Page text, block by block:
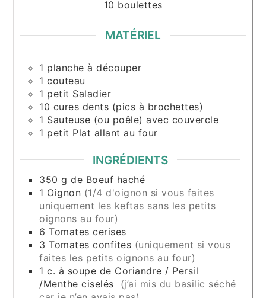
10 boulettes
MATÉRIEL
1 planche à découper
1 couteau
1 petit Saladier
10 cures dents (pics à brochettes)
1 Sauteuse (ou poêle) avec couvercle
1 petit Plat allant au four
INGRÉDIENTS
350 g de Boeuf haché
1 Oignon (1/4 d'oignon si vous faites
uniquement les keftas sans les petits
oignons au four)
6 Tomates cerises
3 Tomates confites (uniquement si vous
faites les petits oignons au four)
1 c. à soupe de Coriandre / Persil
/Menthe ciselés
(j’ai mis du basilic séché